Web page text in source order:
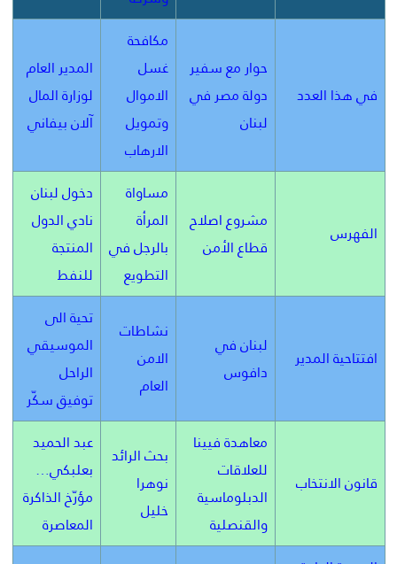
المدير العام
لوزارة المال
آلان بيفاني
مكافحة
غسل
الاموال
وتمويل
الارهاب
حوار مع سفير
دولة مصر في
لبنان
في هذا العدد
دخول لبنان
نادي الدول
المنتجة
للنفط
مساواة
المرأة
بالرجل في
التطويع
مشروع اصلاح
قطاع الأمن
الفهرس
تحية الى
الموسيقي
الراحل
توفيق سكّر
نشاطات
الامن
العام
لبنان في
دافوس
افتتاحية المدير
عبد الحميد
بعلبكي…
مؤرّخ الذاكرة
المعاصرة
بحث الرائد
نوهرا
خليل
معاهدة فيينا
للعلاقات
الدبلوماسية
والقنصلية
قانون الانتخاب